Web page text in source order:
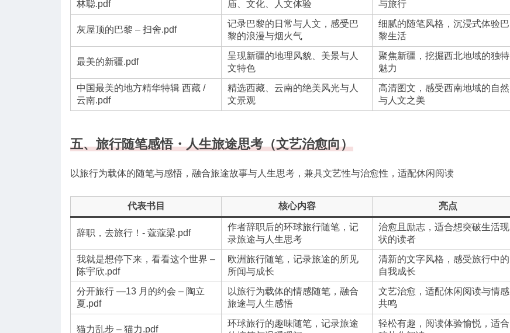
林聪.pdf
庙、文化、人文体验
与旅行
灰屋顶的巴黎 – 扫舍.pdf
记录巴黎的日常与人文，感受巴
黎的浪漫与烟火气
细腻的随笔风格，沉浸式体验巴
黎生活
最美的新疆.pdf
呈现新疆的地理风貌、美景与人
文特色
聚焦新疆，挖掘西北地域的独特
魅力
中国最美的地方精华特辑 西藏 /
云南.pdf
精选西藏、云南的绝美风光与人
文景观
高清图文，感受西南地域的自然
与人文之美
五、旅行随笔感悟・人生旅途思考（文艺治愈向）
以旅行为载体的随笔与感悟，融合旅途故事与人生思考，兼具文艺性与治愈性，适配休闲阅读
代表书目 核心内容 亮点
辞职，去旅行！- 蔻蔻梁.pdf
作者辞职后的环球旅行随笔，记
录旅途与人生思考
治愈且励志，适合想突破生活现
状的读者
我就是想停下来，看看这个世界 –
陈宇欣.pdf
欧洲旅行随笔，记录旅途的所见
所闻与成长
清新的文字风格，感受旅行中的
自我成长
分开旅行 —13 月的约会 – 陶立
夏.pdf
以旅行为载体的情感随笔，融合
旅途与人生感悟
文艺治愈，适配休闲阅读与情感
共鸣
猫力乱步 – 猫力.pdf
环球旅行的趣味随笔，记录旅途
轻松有趣，阅读体验愉悦，适合